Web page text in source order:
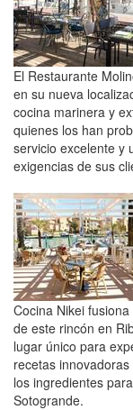
El Restaurante
en su nueva
cocina marinera y
quienes los han
servicio excelente y
exigencias de sus
Cocina Nikei
de este rincón en
lugar único para
recetas
los ingredientes
Sotogrande.